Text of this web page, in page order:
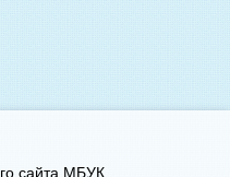
сайта МБУК